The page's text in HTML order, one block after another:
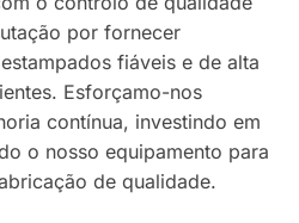
por fornecer
fiáveis e de alta
Esforçamo-nos
contínua, investindo em
o nosso equipamento para
de qualidade.